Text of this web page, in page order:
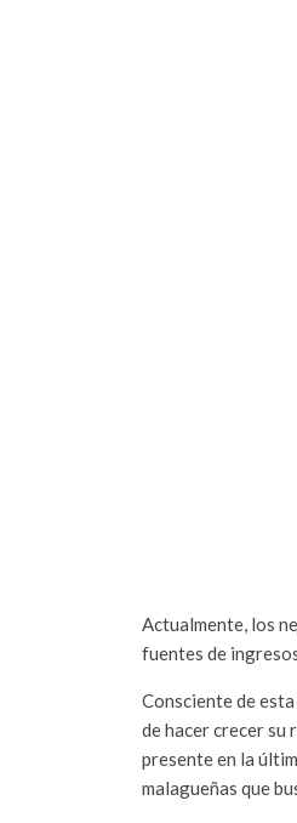
Actualmente, los
fuentes de
Consciente de
de hacer crecer su
presente en la
malagueñas que